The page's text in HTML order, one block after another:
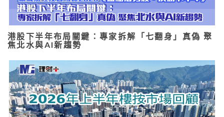
港股下半年布局關鍵：專家拆解「七翻身」真偽 聚
焦北水與AI新趨勢